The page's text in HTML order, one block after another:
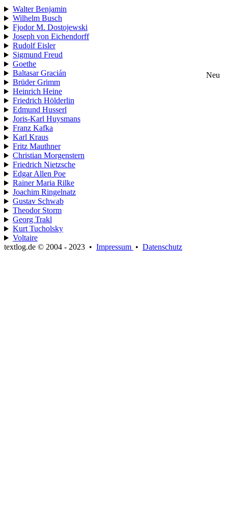
Walter Benjamin
Wilhelm Busch
Fjodor M. Dostojewski
Joseph von Eichendorff
Rudolf Eisler
Sigmund Freud
Goethe
Baltasar Gracián
Neu
Brüder Grimm
Heinrich Heine
Friedrich Hölderlin
Edmund Husserl
Joris-Karl Huysmans
Franz Kafka
Karl Kraus
Fritz Mauthner
Christian Morgenstern
Friedrich Nietzsche
Edgar Allen Poe
Rainer Maria Rilke
Joachim Ringelnatz
Gustav Schwab
Theodor Storm
Georg Trakl
Kurt Tucholsky
Voltaire
textlog.de © 2004 - 2023 • Impressum • Datenschutz